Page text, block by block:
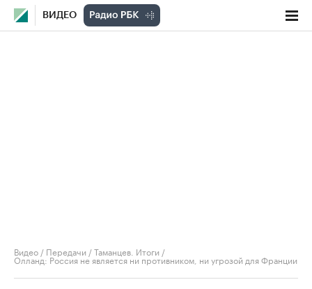
ВИДЕО
Видео / Передачи /Таманцев. Итоги /
Олланд: Россия не является ни противником, ни угрозой для Франции